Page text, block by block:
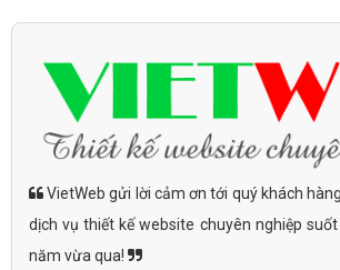
VietWeb gửi lời cảm ơn tới quý khách
dịch vụ thiết kế website chuyên nghiệp
năm vừa qua!